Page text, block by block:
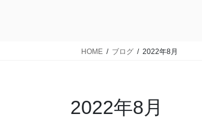
HOME ブログ 2022年8月
2022年8月